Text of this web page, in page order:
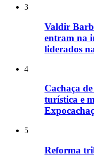
3
Valdir
entram na
liderados
4
Cachaça
turística e
5
Reforma